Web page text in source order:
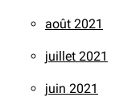
août 2021
juillet 2021
juin 2021